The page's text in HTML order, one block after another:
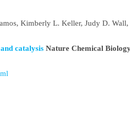
Kimberly L. Keller, Judy D.
catalysis Nature Chemical